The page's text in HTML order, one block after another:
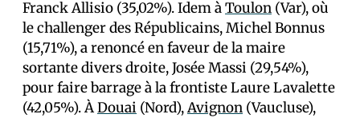
Franck Allisio (35,02%). Idem àToulon (Var), où
le challenger des Républicains, Michel Bonnus
(15,71%), a renoncé en faveur de la maire
sortante divers droite, Josée Massi (29,54%),
pour faire barrage à la frontiste Laure Lavalette
(42,05%). ÀDouai (Nord),Avignon (Vaucluse),